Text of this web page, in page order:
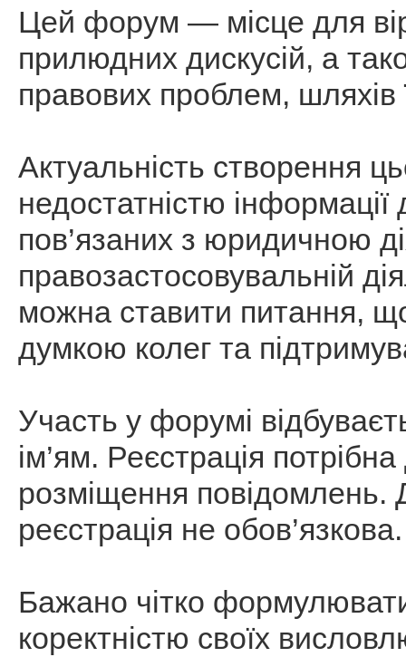
Цей форум — місце для
прилюдних дискусій, а
правових проблем, шляхів
Актуальність створення
недостатністю
пов’язаних з юридичною
правозастосовувальній
можна ставити питання,
думкою колег та
Участь у форумі
ім’ям. Реєстрація
розміщення повідомлень.
реєстрація не обов’язкова.
Бажано чітко
коректністю своїх